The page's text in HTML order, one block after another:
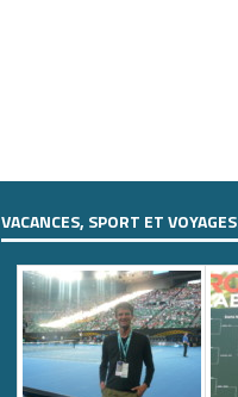
VACANCES, SPORT ET VOYAGES